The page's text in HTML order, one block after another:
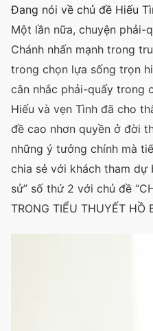
Đang nói về chủ đề Hiếu
Một lần nữa, chuyện phải-
Chánh nhấn mạnh trong
trong chọn lựa sống trọn
cân nhắc phải-quấy trong
Hiếu và vẹn Tình đã cho
đề cao nhơn quyền ở đời
những ý tưởng chính mà
chia sẻ với khách tham dự
sử” số thứ 2 với chủ đề
TRONG TIỂU THUYẾT HỒ